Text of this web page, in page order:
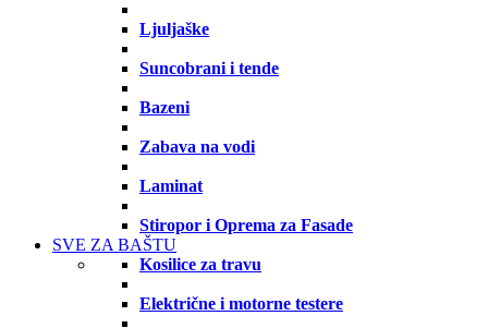
Ljuljaške
Suncobrani i tende
Bazeni
Zabava na vodi
Laminat
Stiropor i Oprema za Fasade
SVE ZA BAŠTU
Kosilice za travu
Električne i motorne testere